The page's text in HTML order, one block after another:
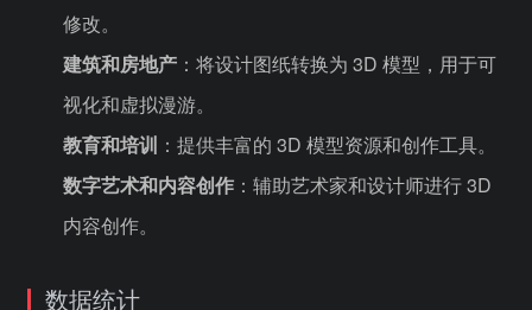
修改。
建筑和房地产 ：将设计图纸转换为 3D 模型，用于可
视化和虚拟漫游。
教育和培训 ：提供丰富的 3D 模型资源和创作工具。
数字艺术和内容创作 ：辅助艺术家和设计师进行 3D
内容创作。
数据统计